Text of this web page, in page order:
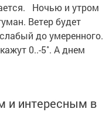
Ночью и утром
Ветер будет
до умеренного.
0..-5˚. А днем
и интересным в